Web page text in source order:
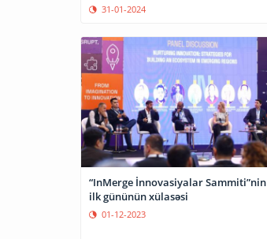
31-01-2024
“InMerge İnnovasiyalar Sammiti”nin
ilk gününün xülasəsi
01-12-2023